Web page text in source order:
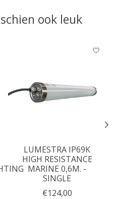
ook leuk
LUMESTRA IP69K
HIGH RESISTANCE
MARINE 0,6M. -
SINGLE
€124,00